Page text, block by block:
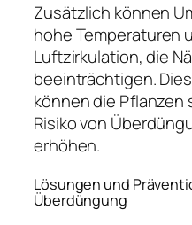
Zusätzlich können
hohe Temperaturen
Luftzirkulation, die
beeinträchtigen.
können die Pflanzen
Risiko von
erhöhen.
Lösungen und
Überdüngung